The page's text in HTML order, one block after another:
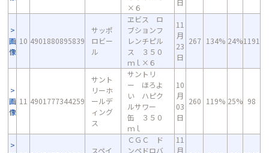
×６
日
画
像
10 4901880895839
サッポ
ロビー
ル
ヱビス ロ
ブションフ
レンチピル
ス ３５０
ｍｌ×６
11
月
23
日
267 134% 24%1191
画
像
11 4901777344259
サント
リーホ
ールデ
ィング
ス
サントリ
ー ほろよ
い ハピク
ルサワー
缶 ３５０
ｍｌ
10
月
03
日
260 119% 25% 98
スペイ
ＣＧＣ ド
ンペドロバ
11
月